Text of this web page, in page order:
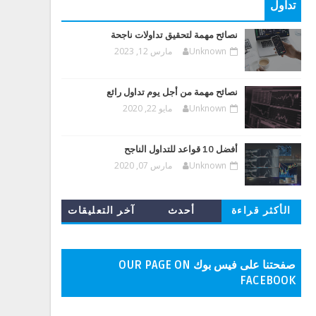
تداول
نصائح مهمة لتحقيق تداولات ناجحة
Unknown مارس 12, 2023
نصائح مهمة من أجل يوم تداول رائع
Unknown مايو 22, 2020
أفضل 10 قواعد للتداول الناجح
Unknown مارس 07, 2020
الأكثر قراءة
أحدث
آخر التعليقات
صفحتنا على فيس بوك OUR PAGE ON
FACEBOOK